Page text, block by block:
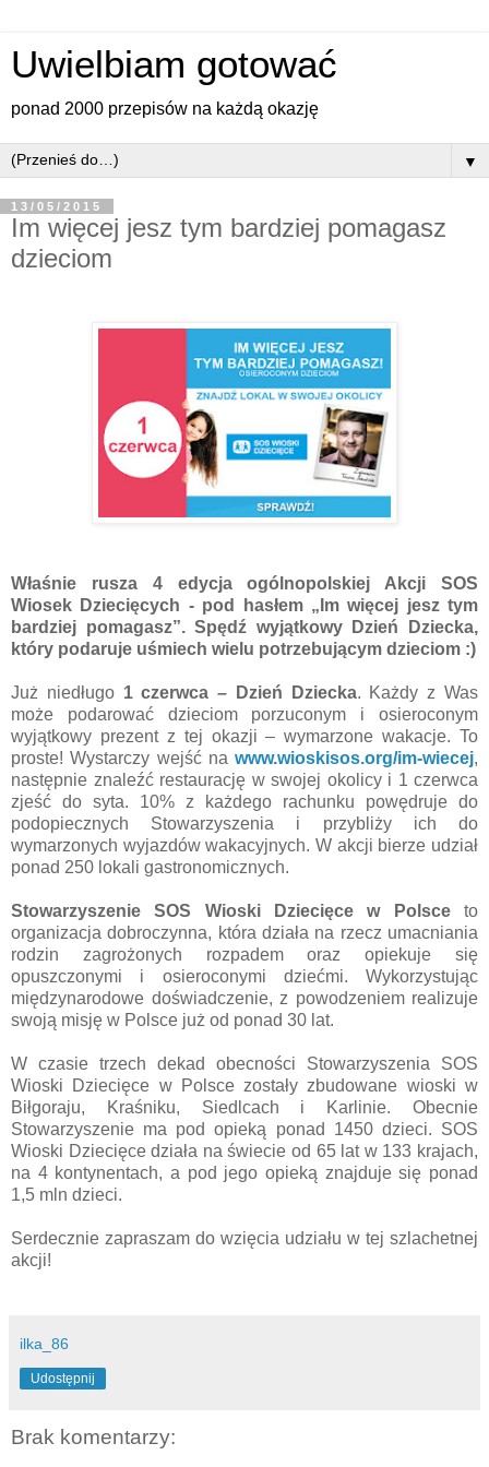
Uwielbiam gotować
ponad 2000 przepisów na każdą okazję
▼
13/05/2015
Im więcej jesz tym bardziej pomagasz
dzieciom
Właśnie rusza 4 edycja ogólnopolskiej Akcji SOS
Wiosek Dziecięcych - pod hasłem „Im więcej jesz tym
bardziej pomagasz”. Spędź wyjątkowy Dzień Dziecka,
który podaruje uśmiech wielu potrzebującym dzieciom :)
Już niedługo 1 czerwca – Dzień Dziecka. Każdy z Was
może podarować dzieciom porzuconym i osieroconym
wyjątkowy prezent z tej okazji – wymarzone wakacje. To
proste! Wystarczy wejść na www.wioskisos.org/im-wiecej,
następnie znaleźć restaurację w swojej okolicy i 1 czerwca
zjeść do syta. 10% z każdego rachunku powędruje do
podopiecznych Stowarzyszenia i przybliży ich do
wymarzonych wyjazdów wakacyjnych. W akcji bierze udział
ponad 250 lokali gastronomicznych.
Stowarzyszenie SOS Wioski Dziecięce w Polsceto
organizacja dobroczynna, która działa na rzecz umacniania
rodzin zagrożonych rozpadem oraz opiekuje się
opuszczonymi i osieroconymi dziećmi. Wykorzystując
międzynarodowe doświadczenie, z powodzeniem realizuje
swoją misję w Polsce już od ponad 30 lat.
W czasie trzech dekad obecności Stowarzyszenia SOS
Wioski Dziecięce w Polsce zostały zbudowane wioski w
Biłgoraju, Kraśniku, Siedlcach i Karlinie. Obecnie
Stowarzyszenie ma pod opieką ponad 1450 dzieci. SOS
Wioski Dziecięce działa na świecie od 65 lat w 133 krajach,
na 4 kontynentach, a pod jego opieką znajduje się ponad
1,5 mln dzieci.
Serdecznie zapraszam do wzięcia udziału w tej szlachetnej
akcji!
ilka_86
Udostępnij
Brak komentarzy: